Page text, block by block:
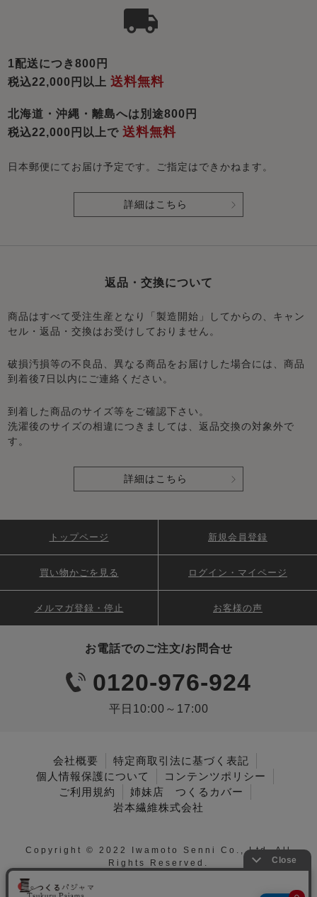
1配送につき800円
税込22,000円以上送料無料
北海道・沖縄・離島へは別途800円
税込22,000円以上で送料無料
日本郵便にてお届け予定です。ご指定はできかねます。
詳細はこちら
返品・交換について
商品はすべて受注生産となり「製造開始」してからの、キャン
セル・返品・交換はお受けしておりません。
破損汚損等の不良品、異なる商品をお届けした場合には、商品
到着後7日以内にご連絡ください。
到着した商品のサイズ等をご確認下さい。
洗濯後のサイズの相違につきましては、返品交換の対象外で
す。
詳細はこちら
お電話でのご注文/お問合せ
0120-976-924
平日10:00～17:00
トップページ 新規会員登録
買い物かごを見る ログイン・マイページ
メルマガ登録・停止 お客様の声
会社概要
特定商取引法に基づく表記
個人情報保護について
コンテンツポリシー
ご利用規約
姉妹店 つくるカバー
岩本繊維株式会社
Copyright © 2022 Iwamoto Senni Co., Ltd. All
Rights Reserved.